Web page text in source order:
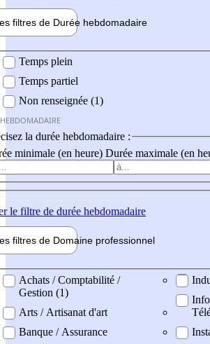
filtres de Durée hebdomadaire
Temps plein
Temps partiel
Non renseignée (1)
la durée hebdomadaire :
minimale (en heure) Durée maximale (en
le filtre de durée hebdomadaire
filtres de Domaine professionnel
professionel
Achats / Comptabilité /
Gestion (1)
Arts / Artisanat d'art
Banque / Assurance